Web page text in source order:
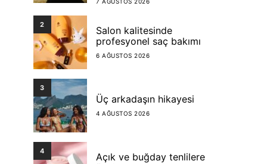
2
Salon kalitesinde
profesyonel saç bakımı
6 AĞUSTOS 2026
3
Üç arkadaşın hikayesi
4 AĞUSTOS 2026
4
Açık ve buğday tenlilere